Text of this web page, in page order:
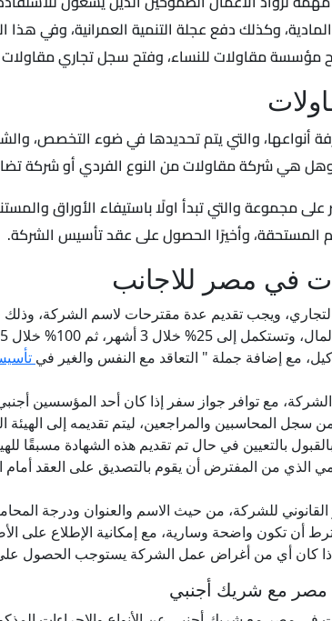
وكذلك دفع عجلة التنمية العمرانية،
مؤسسة مقاولات للنساء، وفتح سجل تجاري
والتي يتم تحديدها في ضوء التخصص،
وهل هي شركة مقاولات من النوع الفردي أو شركة
والتي تبدأ اولًا باستيفاء الأوراق
المستحقة، وأخيرًا الحصول على عقد تأسيس الشركة.
في مصر للاجانب
ويجب تقديم عدة مقترحات لاسم الشركة،
مع إضافة جملة " التعاقد مع النفس والغير في
مع توافر جواز سفر إذا كان أحد المؤسسين
المحاسبين والمراجعين، ليتم تقديمه إلى الهيئة
بالتعيين في حال تم تقديم هذه الشهادة مسبقًا
الذي من المفترض أن يقوم بالتصديق على العقد أمام
القانوني للشركة، من حيث الاسم والعنوان ودرجة
أن تكون واضحة وسارية، مع إمكانية الإطلاع على
كان أي من أغراض عمل الشركة يستوجب الحصول
مصر مع شريك أجنبي